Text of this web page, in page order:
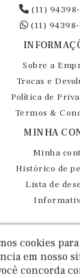
(11)
(11) 94398-
Sobre a
Trocas e
Política de
Termos &
MINHA
Minha
Histórico de
Lista de
Cia Ltda -
Cunha, 47 - Brás -
cookies
em nosso
concorda